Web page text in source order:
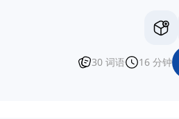
30 词语 16 分钟